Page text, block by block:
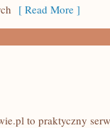
[ Read More ]
to praktyczny